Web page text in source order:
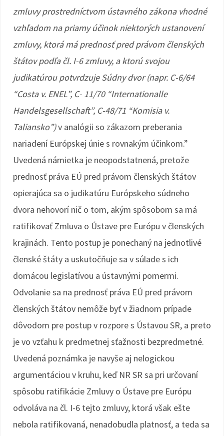
zmluvy prostredníctvom ústavného zákona vhodné
vzhľadom na priamy účinok niektorých ustanovení
zmluvy, ktorá má prednosť pred právom členských
štátov podľa čl. I-6 zmluvy, a ktorú svojou
judikatúrou potvrdzuje Súdny dvor (napr. C-6/64
“Costa v. ENEL”, C- 11/70 “Internationalle
Handelsgesellschaft”, C-48/71 “Komisia v.
Taliansko”)v analógii so zákazom preberania
nariadení Európskej únie s rovnakým účinkom.”
Uvedená námietka je neopodstatnená, pretože
prednosť práva EÚ pred právom členských štátov
opierajúca sa o judikatúru Európskeho súdneho
dvora nehovorí nič o tom, akým spôsobom sa má
ratifikovať Zmluva o Ústave pre Európu v členských
krajinách. Tento postup je ponechaný na jednotlivé
členské štáty a uskutočňuje sa v súlade s ich
domácou legislatívou a ústavnými pomermi.
Odvolanie sa na prednosť práva EÚ pred právom
členských štátov nemôže byť v žiadnom prípade
dôvodom pre postup v rozpore s Ústavou SR, a preto
je vo vzťahu k predmetnej sťažnosti bezpredmetné.
Uvedená poznámka je navyše aj nelogickou
argumentáciou v kruhu, keď NR SR sa pri určovaní
spôsobu ratifikácie Zmluvy o Ústave pre Európu
odvoláva na čl. I-6 tejto zmluvy, ktorá však ešte
nebola ratifikovaná, nenadobudla platnosť, a teda sa